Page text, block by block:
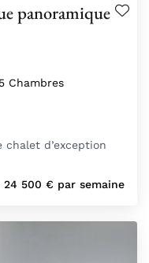
panoramique
Chambres
chalet d’exception
24 500 € par semaine